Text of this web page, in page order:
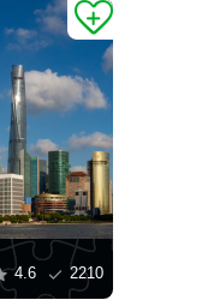
4.6 2210